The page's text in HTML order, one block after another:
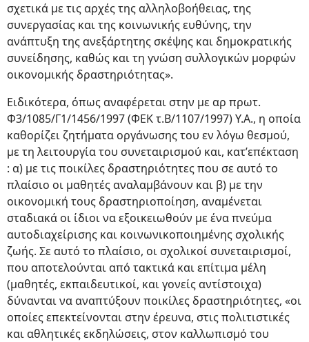
σχετικά με τις αρχές της αλληλοβοήθειας, της
συνεργασίας και της κοινωνικής ευθύνης, την
ανάπτυξη της ανεξάρτητης σκέψης και δημοκρατικής
συνείδησης, καθώς και τη γνώση συλλογικών μορφών
οικονομικής δραστηριότητας».
Ειδικότερα, όπως αναφέρεται στην με αρ πρωτ.
Φ3/1085/Γ1/1456/1997 (ΦΕΚ τ.Β/1107/1997) Υ.Α., η οποία
καθορίζει ζητήματα οργάνωσης του εν λόγω θεσμού,
με τη λειτουργία του συνεταιρισμού και, κατ’επέκταση
: α) με τις ποικίλες δραστηριότητες που σε αυτό το
πλαίσιο οι μαθητές αναλαμβάνουν και β) με την
οικονομική τους δραστηριοποίηση, αναμένεται
σταδιακά οι ίδιοι να εξοικειωθούν με ένα πνεύμα
αυτοδιαχείρισης και κοινωνικοποιημένης σχολικής
ζωής. Σε αυτό το πλαίσιο, οι σχολικοί συνεταιρισμοί,
που αποτελούνται από τακτικά και επίτιμα μέλη
(μαθητές, εκπαιδευτικοί, και γονείς αντίστοιχα)
δύνανται να αναπτύξουν ποικίλες δραστηριότητες, «οι
οποίες επεκτείνονται στην έρευνα, στις πολιτιστικές
και αθλητικές εκδηλώσεις, στον καλλωπισμό του